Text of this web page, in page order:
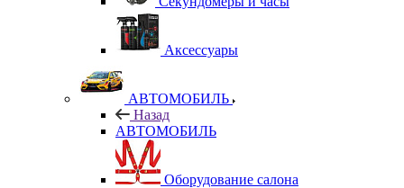
Аксессуары
АВТОМОБИЛЬ
Назад
АВТОМОБИЛЬ
Оборудование салона